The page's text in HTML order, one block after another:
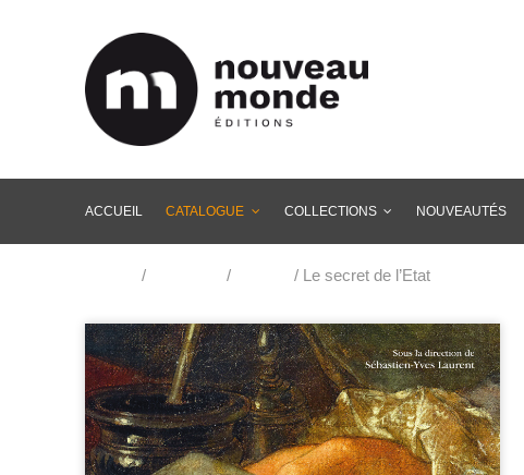
ACCUEIL
CATALOGUE COLLECTIONS NOUVEAUTÉS
/ / / Le secret de l’Etat